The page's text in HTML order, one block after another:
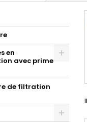
en
avec prime
de filtration